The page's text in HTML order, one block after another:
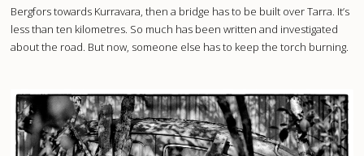
Bergfors towards Kurravara, then a bridge has to be built over Tarra. It’s
less than ten kilometres. So much has been written and investigated
about the road. But now, someone else has to keep the torch burning.